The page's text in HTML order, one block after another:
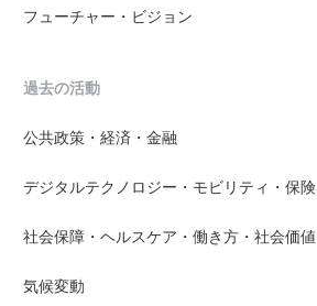
フューチャー・ビジョン
過去の活動
公共政策・経済・金融
デジタルテクノロジー・モビリティ・保険
社会保障・ヘルスケア・働き方・社会価値
気候変動